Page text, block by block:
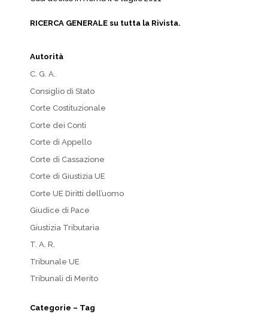
RICERCA GENERALE su tutta la Rivista.
Autorità
C. G. A.
Consiglio di Stato
Corte Costituzionale
Corte dei Conti
Corte di Appello
Corte di Cassazione
Corte di Giustizia UE
Corte UE Diritti dell’uomo
Giudice di Pace
Giustizia Tributaria
T. A. R.
Tribunale UE
Tribunali di Merito
Categorie – Tag